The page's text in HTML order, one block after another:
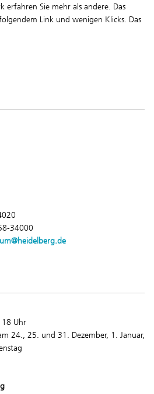
erfahren Sie mehr als andere. Das
Link und wenigen Klicks. Das
34000
18 Uhr
24., 25. und 31. Dezember, 1. Januar,